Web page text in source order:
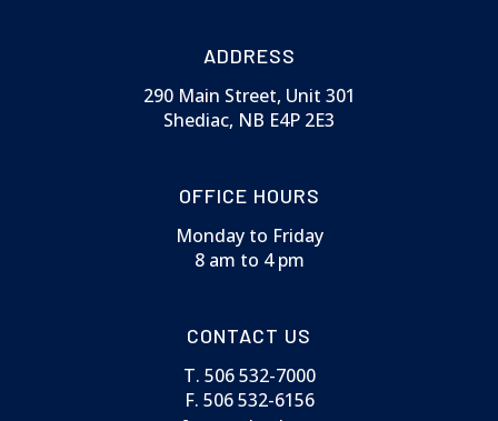
ADDRESS
290 Main Street, Unit 301
Shediac, NB E4P 2E3
OFFICE HOURS
Monday to Friday
8 am to 4 pm
CONTACT US
T. 506 532-7000
F. 506 532-6156